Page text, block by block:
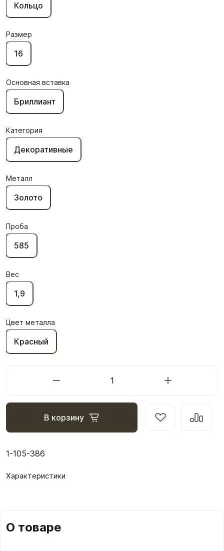
Кольцо
Размер
16
Основная вставка
Бриллиант
Категория
Декоративные
Металл
Золото
Проба
585
Вес
1,9
Цвет металла
Красный
В корзину
1-105-386
Характеристики
О товаре